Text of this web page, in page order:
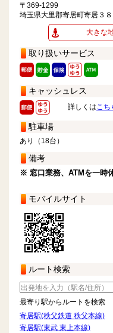
〒369-1299
埼玉県大里郡寄居町寄居３８
大きな
取り扱いサービス
キャッシュレス
詳しくはこち
駐車場
あり（18台）
備考
※ 窓口業務、ATMを一時
モバイルサイト
ルート検索
最寄り駅からルートを検索
寄居駅(秩父鉄道 秩父本線)
寄居駅(東武 東上本線)